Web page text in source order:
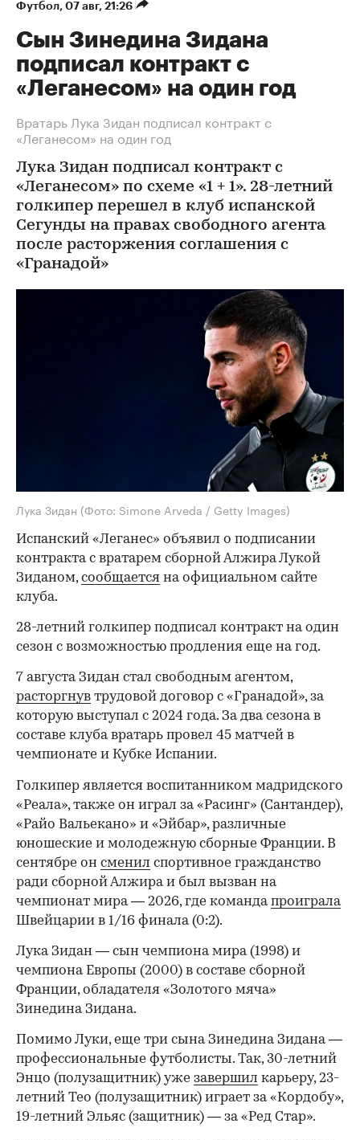
Футбол⁠, 07 авг, 21:26
Сын Зинедина Зидана
подписал контракт с
«Леганесом» на один год
Вратарь Лука Зидан подписал контракт с
«Леганесом» на один год
Лука Зидан подписал контракт с
«Леганесом» по схеме «1 + 1». 28-летний
голкипер перешел в клуб испанской
Сегунды на правах свободного агента
после расторжения соглашения с
«Гранадой»
Лука Зидан (Фото: Simone Arveda / Getty Images)
Испанский «Леганес» объявил о подписании
контракта с вратарем сборной Алжира Лукой
Зиданом,сообщается на официальном сайте
клуба.
28-летний голкипер подписал контракт на один
сезон с возможностью продления еще на год.
7 августа Зидан стал свободным агентом,
расторгнув трудовой договор с «Гранадой», за
которую выступал с 2024 года. За два сезона в
составе клуба вратарь провел 45 матчей в
чемпионате и Кубке Испании.
Голкипер является воспитанником мадридского
«Реала», также он играл за «Расинг» (Сантандер),
«Райо Вальекано» и «Эйбар», различные
юношеские и молодежную сборные Франции. В
сентябре он сменил спортивное гражданство
ради сборной Алжира и был вызван на
чемпионат мира — 2026, где командапроиграла
Швейцарии в 1/16 финала (0:2).
Лука Зидан — сын чемпиона мира (1998) и
чемпиона Европы (2000) в составе сборной
Франции, обладателя «Золотого мяча»
Зинедина Зидана.
Помимо Луки, еще три сына Зинедина Зидана —
профессиональные футболисты. Так, 30-летний
Энцо (полузащитник) уже завершил карьеру, 23-
летний Тео (полузащитник) играет за «Кордобу»,
19-летний Эльяс (защитник) — за «Ред Стар».